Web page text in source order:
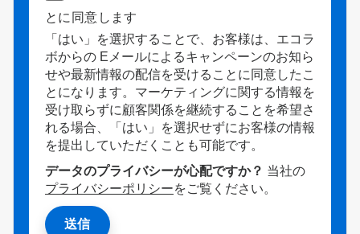
とに同意します
「はい」を選択することで、お客様は、エコラ
ボからの Eメールによるキャンペーンのお知ら
せや最新情報の配信を受けることに同意したこ
とになります。マーケティングに関する情報を
受け取らずに顧客関係を継続することを希望さ
れる場合、「はい」を選択せずにお客様の情報
を提出していただくことも可能です。
データのプライバシーが心配ですか？ 当社の
プライバシーポリシーをご覧ください。